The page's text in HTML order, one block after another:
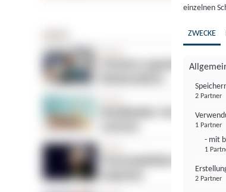
einzelnen
ZWECKE
2 Partner
1 Partner
- mit
1
2 Partner